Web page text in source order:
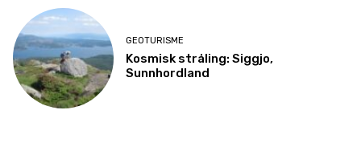
GEOTURISME
Kosmisk stråling: Siggjo,
Sunnhordland